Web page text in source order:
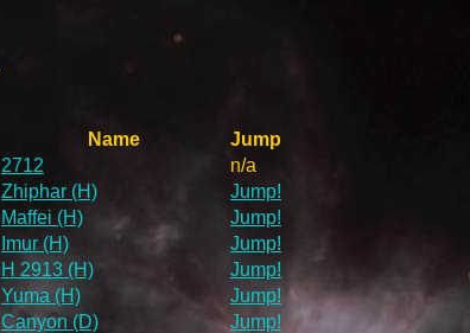
Name
Jump
2712
n/a
Zhiphar (H)
Jump!
Maffei (H)
Jump!
Imur (H)
Jump!
H 2913 (H)
Jump!
Yuma (H)
Jump!
Canyon (D)
Jump!